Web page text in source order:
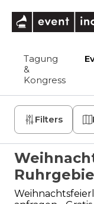
Tagung
&
Kongress
Filters